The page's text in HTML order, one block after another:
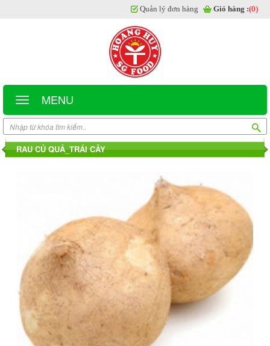
MENU
Quản lý đơn hàng Giỏ hàng :(0)
RAU CỦ QUẢ_TRÁI CÂY